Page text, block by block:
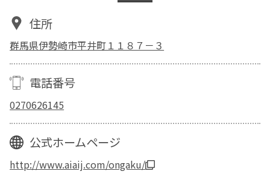
住所
群馬県伊勢崎市平井町１１８７－３
電話番号
0270626145
公式ホームページ
http://www.aiaij.com/ongaku/